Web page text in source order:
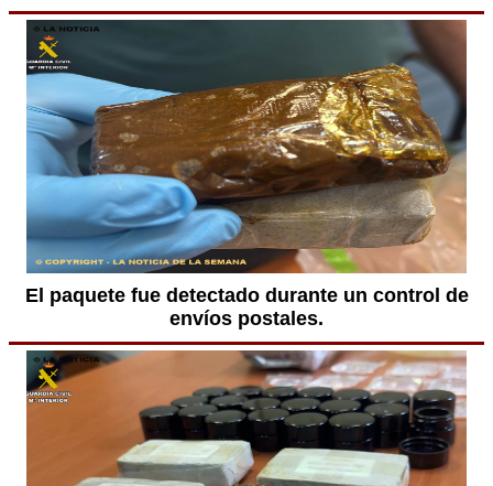
El paquete fue detectado durante un control de
envíos postales.